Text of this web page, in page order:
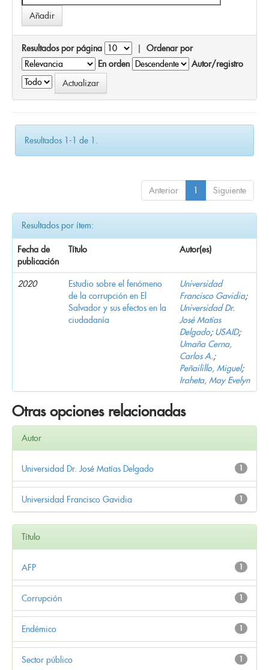
Resultados por página | Ordenar por
En orden
Autor/registro
Resultados 1-1 de 1.
Anterior 1 Siguiente
Resultados por ítem:
Fecha de
publicación
Título Autor(es)
2020
Estudio sobre el fenómeno
de la corrupción en El
Salvador y sus efectos en la
ciudadanía
Universidad
Francisco Gavidia;
Universidad Dr.
José Matías
Delgado; USAID;
Umaña Cerna,
Carlos A.;
Peñailillo, Miguel;
Iraheta, May Evelyn
Otras opciones relacionadas
Autor
1
Universidad Dr. José Matías Delgado
1
Universidad Francisco Gavidia
Título
1
AFP
1
Corrupción
1
Endémico
1
Sector público